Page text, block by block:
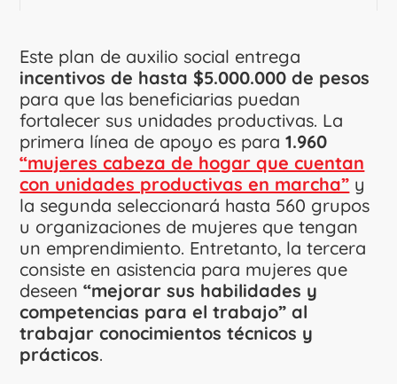
Este plan de auxilio social entrega
incentivos de hasta $5.000.000 de pesos
para que las beneficiarias puedan
fortalecer sus unidades productivas. La
primera línea de apoyo es para1.960
“mujeres cabeza de hogar que cuentan
con unidades productivas en marcha” y
la segunda seleccionará hasta 560 grupos
u organizaciones de mujeres que tengan
un emprendimiento. Entretanto, la tercera
consiste en asistencia para mujeres que
deseen“mejorar sus habilidades y
competencias para el trabajo” al
trabajar conocimientos técnicos y
prácticos.